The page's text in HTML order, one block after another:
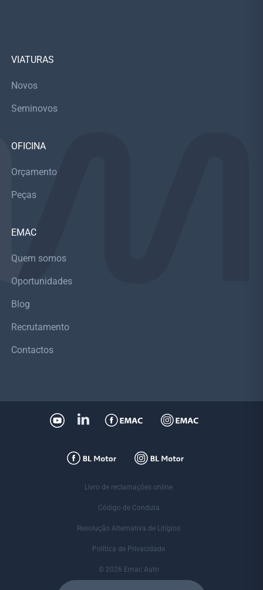
VIATURAS
Novos
Seminovos
OFICINA
Orçamento
Peças
EMAC
Quem somos
Oportunidades
Blog
Recrutamento
Contactos
Livro de reclamações online
Código de Conduta
Resolução Alternativa de Litígios
Política de Privacidade
© 2026 Emac Auto